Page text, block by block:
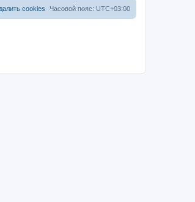
Часовой пояс: UTC+03:00
cookies